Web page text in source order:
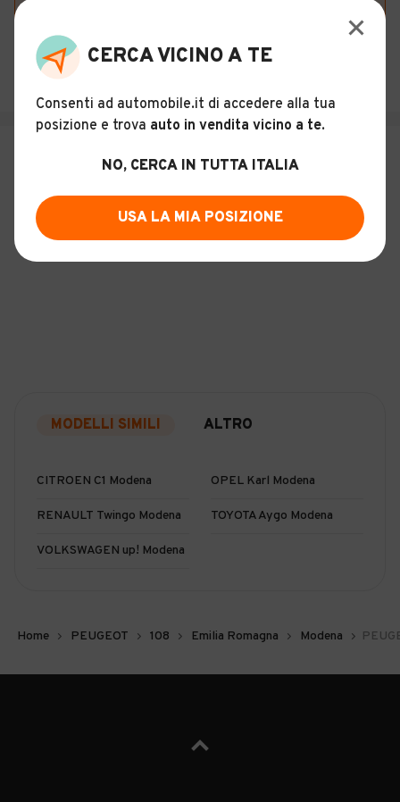
SALVA RICERCA
MODELLI SIMILI ALTRO
CITROEN C1 Modena OPEL Karl Modena
RENAULT Twingo Modena TOYOTA Aygo Modena
VOLKSWAGEN up! Modena
Home PEUGEOT 108 Emilia Romagna Modena
CERCA VICINO A TE
Consenti ad automobile.it di accedere alla tua
posizione e trova auto in vendita vicino a te.
NO, CERCA IN TUTTA ITALIA
USA LA MIA POSIZIONE